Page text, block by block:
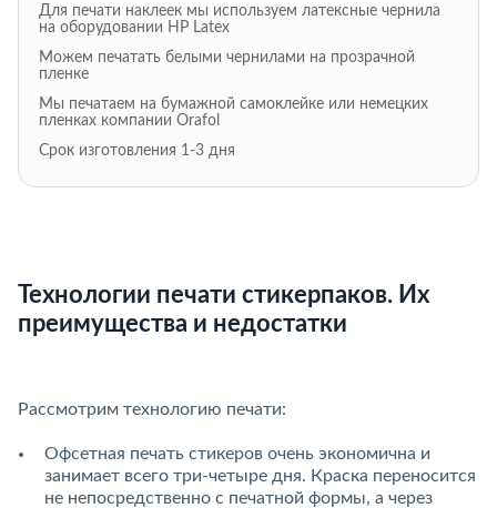
Для печати наклеек мы используем латексные чернила
на оборудовании HP Latex
Можем печатать белыми чернилами на прозрачной
пленке
Мы печатаем на бумажной самоклейке или немецких
пленках компании Orafol
Срок изготовления 1-3 дня
Технологии печати стикерпаков. Их
преимущества и недостатки
Рассмотрим технологию печати:
Офсетная печать стикеров очень экономична и
занимает всего три-четыре дня. Краска переносится
не непосредственно с печатной формы, а через